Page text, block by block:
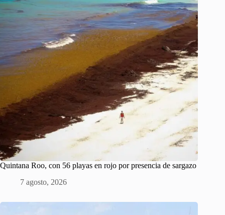
Quintana Roo, con 56 playas en rojo por presencia de sargazo
7 agosto, 2026